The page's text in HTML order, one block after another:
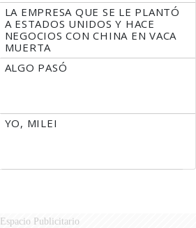
LA EMPRESA QUE SE LE PLANTÓ
A ESTADOS UNIDOS Y HACE
NEGOCIOS CON CHINA EN VACA
MUERTA
ALGO PASÓ
YO, MILEI
Espacio Publicitario